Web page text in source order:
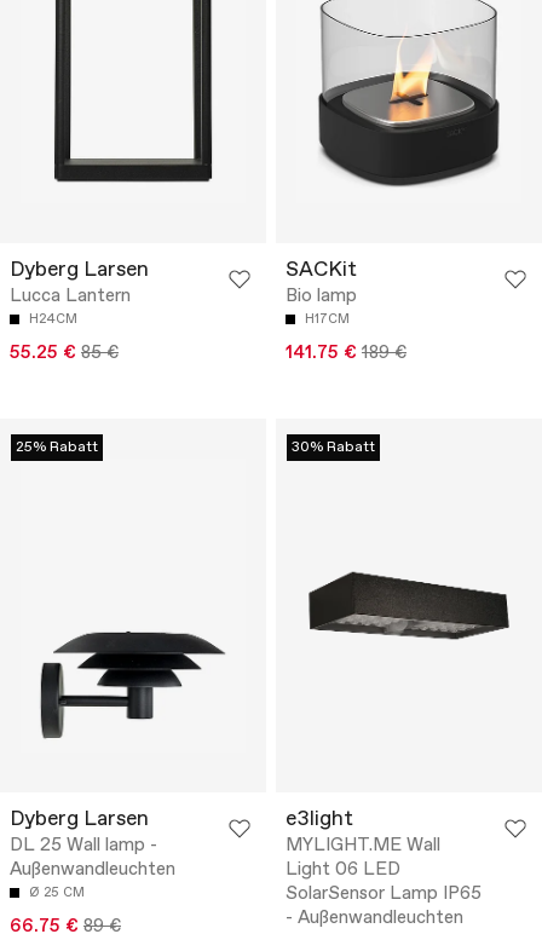
Dyberg Larsen
Lucca Lantern
H24CM
55.25 € 85 €
SACKit
Bio lamp
H17CM
141.75 € 189 €
25% Rabatt
Dyberg Larsen
DL 25 Wall lamp -
Außenwandleuchten
Ø 25 CM
66.75 € 89 €
30% Rabatt
e3light
MYLIGHT.ME Wall
Light 06 LED
SolarSensor Lamp IP65
- Außenwandleuchten